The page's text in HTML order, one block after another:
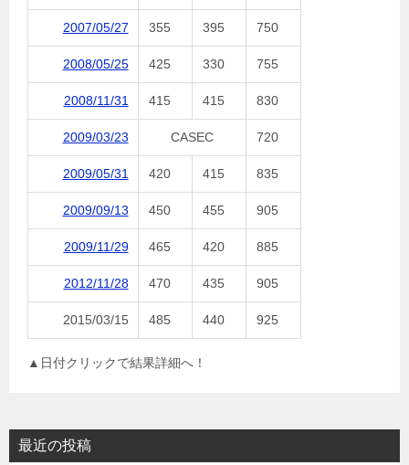
2007/05/27 355 395 750
2008/05/25 425 330 755
2008/11/31 415 415 830
2009/03/23 CASEC 720
2009/05/31 420 415 835
2009/09/13 450 455 905
2009/11/29 465 420 885
2012/11/28 470 435 905
2015/03/15 485 440 925
▲日付クリックで結果詳細へ！
最近の投稿